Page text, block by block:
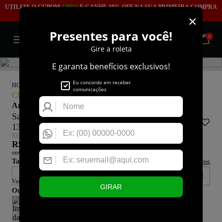
UTILIZE O CUPOMAPP10 E GANHE 10% OFF NA SUA PRIMEIRA COMPRA
0
HOME SANDÁLIA
Clique e veja!
Arezzo
Sandália Arezzo Dourada Salto Anabela Fivela
1394
REF: A1394100110004
R$ 379,90
ou4X de R$ 94,97
Tamanho: Guia de Tamanhos
33 34 35 36 37 38 39 40 41
Vendido e entregue por: Meia Sola
Outras Cores: